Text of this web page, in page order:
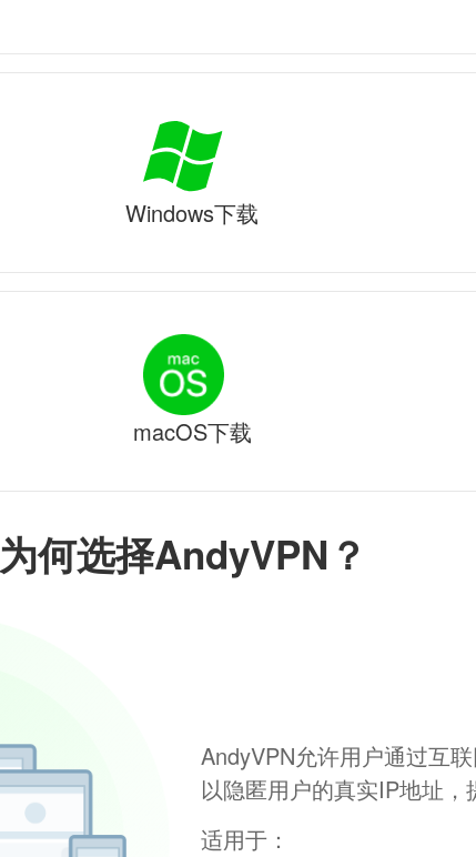
为何选择AndyVPN？
AndyVPN允许用户通过互
以隐匿用户的真实IP地址，
适用于：
Windows下载
macOS下载